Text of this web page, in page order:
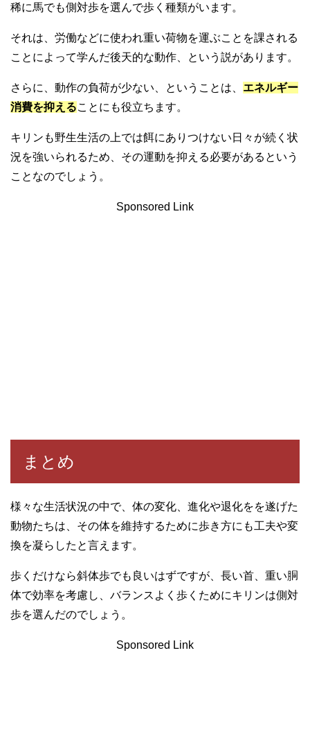
稀に馬でも側対歩を選んで歩く種類がいます。
それは、労働などに使われ重い荷物を運ぶことを課される
ことによって学んだ後天的な動作、という説があります。
さらに、動作の負荷が少ない、ということは、 エネルギー
消費を抑えることにも役立ちます。
キリンも野生生活の上では餌にありつけない日々が続く状
況を強いられるため、その運動を抑える必要があるという
ことなのでしょう。
Sponsored Link
まとめ
様々な生活状況の中で、体の変化、進化や退化をを遂げた
動物たちは、その体を維持するために歩き方にも工夫や変
換を凝らしたと言えます。
歩くだけなら斜体歩でも良いはずですが、長い首、重い胴
体で効率を考慮し、バランスよく歩くためにキリンは側対
歩を選んだのでしょう。
Sponsored Link